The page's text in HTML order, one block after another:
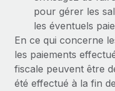
pour gérer les
les éventuels
En ce qui concerne
les paiements
fiscale peuvent être
été effectué à la fin